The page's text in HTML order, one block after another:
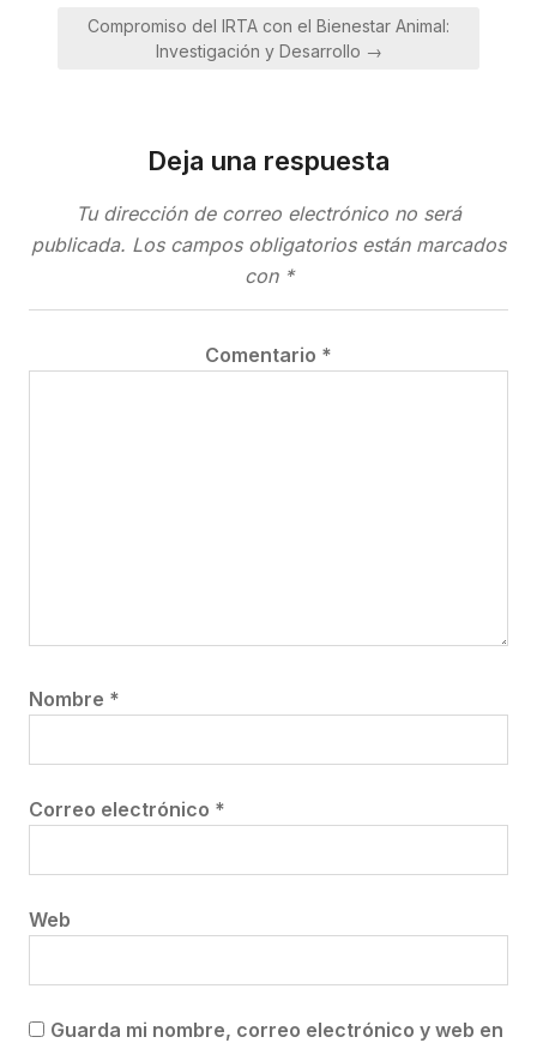
Compromiso del IRTA con el Bienestar Animal:
Investigación y Desarrollo →
Deja una respuesta
Tu dirección de correo electrónico no será
publicada. Los campos obligatorios están marcados
con *
Comentario *
Nombre *
Correo electrónico *
Web
Guarda mi nombre, correo electrónico y web en